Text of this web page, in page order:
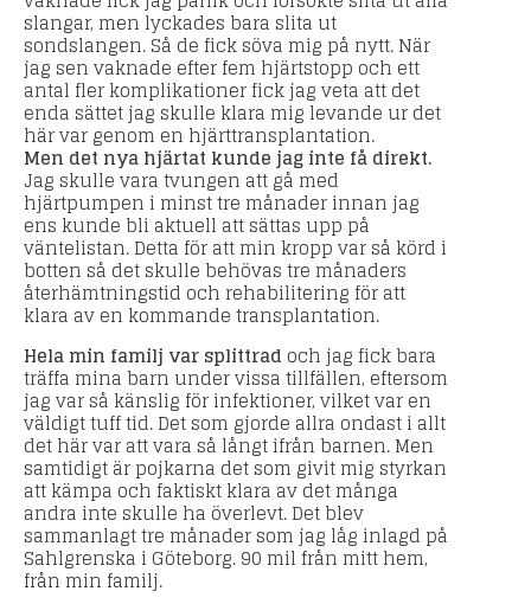
slangar, men lyckades bara slita ut
sondslangen. Så de fick söva mig på nytt. När
jag sen vaknade efter fem hjärtstopp och ett
antal fler komplikationer fick jag veta att det
enda sättet jag skulle klara mig levande ur det
här var genom en hjärttransplantation.
Men det nya hjärtat kunde jag inte få direkt.
Jag skulle vara tvungen att gå med
hjärtpumpen i minst tre månader innan jag
ens kunde bli aktuell att sättas upp på
väntelistan. Detta för att min kropp var så körd i
botten så det skulle behövas tre månaders
återhämtningstid och rehabilitering för att
klara av en kommande transplantation.
Hela min familj var splittrad och jag fick bara
träffa mina barn under vissa tillfällen, eftersom
jag var så känslig för infektioner, vilket var en
väldigt tuff tid. Det som gjorde allra ondast i allt
det här var att vara så långt ifrån barnen. Men
samtidigt är pojkarna det som givit mig styrkan
att kämpa och faktiskt klara av det många
andra inte skulle ha överlevt. Det blev
sammanlagt tre månader som jag låg inlagd på
Sahlgrenska i Göteborg. 90 mil från mitt hem,
från min familj.